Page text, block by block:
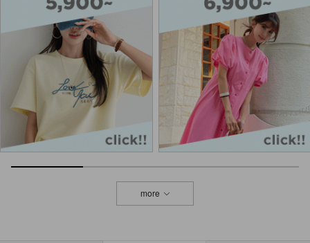
24,900
NKA52-AI-1/모던 라인 포인트 반지
7,900
more